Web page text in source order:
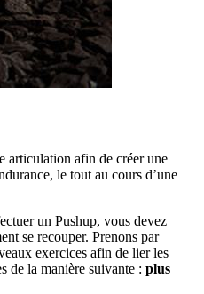
articulation afin de créer une
le tout au cours d’une
un Pushup, vous devez
se recouper. Prenons par
exercices afin de lier les
de la manière suivante : plus